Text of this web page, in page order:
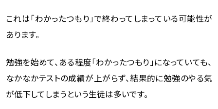
これは「わかったつもり」で終わってしまっている可能性が
あります。
勉強を始めて、ある程度「わかったつもり」になっていても、
なかなかテストの成績が上がらず、結果的に勉強のやる気
が低下してしまうという生徒は多いです。